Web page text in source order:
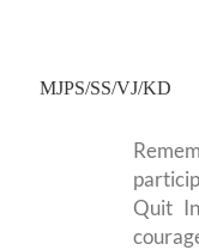
MJPS/SS/VJ/KD
Quit